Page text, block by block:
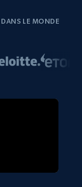
LE MONDE